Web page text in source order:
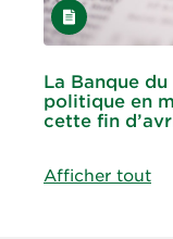
Article
La Banque
politique en
cette fin
Afficher tout